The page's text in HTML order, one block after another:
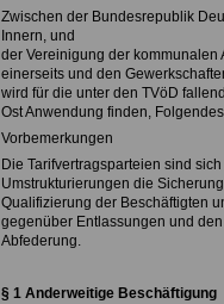
Zwischen der Bundesrepublik
Innern, und
der Vereinigung der kommunalen
einerseits und den
wird für die unter den TVöD
Ost Anwendung finden,
Vorbemerkungen
Die Tarifvertragsparteien sind
Umstrukturierungen die
Qualifizierung der Beschäftigten
gegenüber Entlassungen und
Abfederung.
§ 1 Anderweitige Beschäftigung